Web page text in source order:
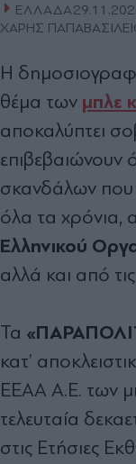
ΕΛΛΑΔΑ
ΧΑΡΗΣ
Η
θέµα των µπλε
αποκαλύπτει
επιβεβαιώνουν
σκανδάλων που
όλα τα χρόνια,
Ελληνικού
αλλά και από
Τα
κατ’
ΕΕΑΑ Α.Ε. των
τελευταία
στις Ετήσιες